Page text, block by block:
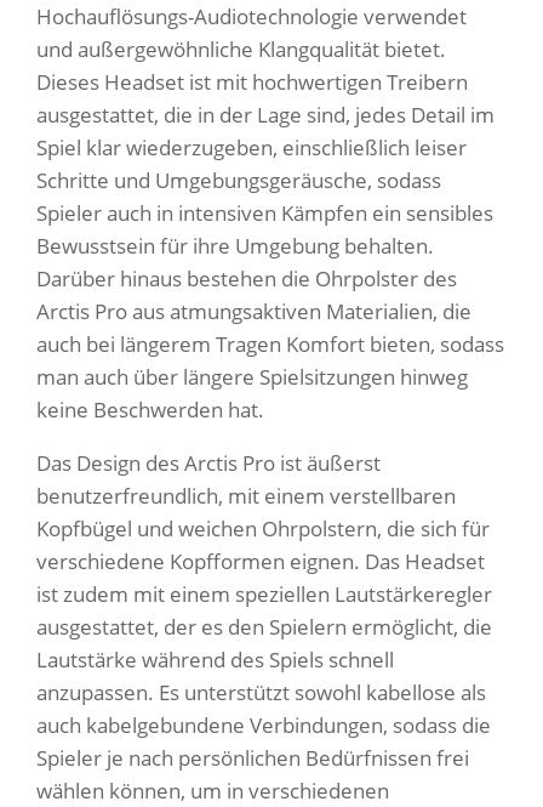
Hochauflösungs-Audiotechnologie verwendet
und außergewöhnliche Klangqualität bietet.
Dieses Headset ist mit hochwertigen Treibern
ausgestattet, die in der Lage sind, jedes Detail im
Spiel klar wiederzugeben, einschließlich leiser
Schritte und Umgebungsgeräusche, sodass
Spieler auch in intensiven Kämpfen ein sensibles
Bewusstsein für ihre Umgebung behalten.
Darüber hinaus bestehen die Ohrpolster des
Arctis Pro aus atmungsaktiven Materialien, die
auch bei längerem Tragen Komfort bieten, sodass
man auch über längere Spielsitzungen hinweg
keine Beschwerden hat.
Das Design des Arctis Pro ist äußerst
benutzerfreundlich, mit einem verstellbaren
Kopfbügel und weichen Ohrpolstern, die sich für
verschiedene Kopfformen eignen. Das Headset
ist zudem mit einem speziellen Lautstärkeregler
ausgestattet, der es den Spielern ermöglicht, die
Lautstärke während des Spiels schnell
anzupassen. Es unterstützt sowohl kabellose als
auch kabelgebundene Verbindungen, sodass die
Spieler je nach persönlichen Bedürfnissen frei
wählen können, um in verschiedenen